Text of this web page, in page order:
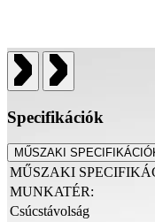
Specifikációk
MŰSZAKI
MŰSZAKI
MUNKATÉR:
Csúcstávolság